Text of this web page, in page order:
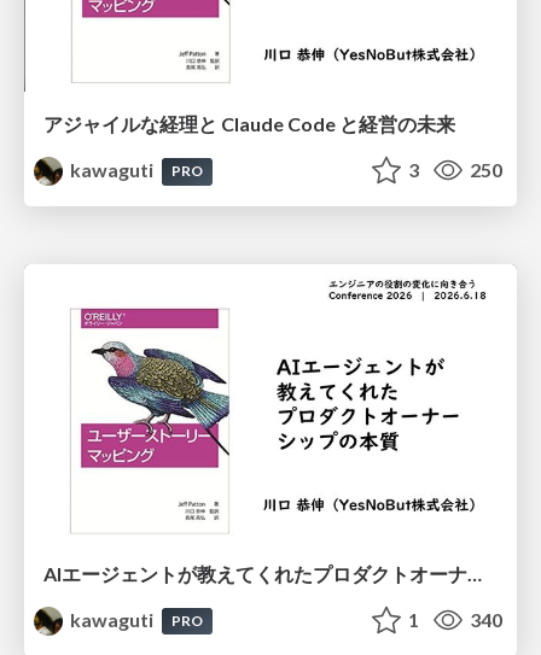
アジャイルな経理と Claude Code と 経営の未来
kawaguti
PRO 3 250
AIエージェントが教えてくれたプロダクトオーナーシップの本質
kawaguti
PRO 1 340